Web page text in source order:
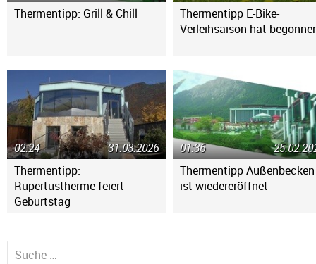
Thermentipp: Grill & Chill
Thermentipp E-Bike-
Verleihsaison hat
Thermentipp:
Rupertustherme feiert
Geburtstag
31.03.2026
02:24
Thermentipp Außenbecken
ist wiedereröffnet
01:36
Suche nach: